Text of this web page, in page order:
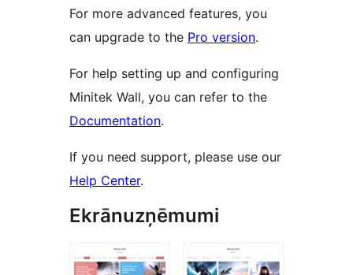
For more advanced features, you
can upgrade to the Pro version.
For help setting up and configuring
Minitek Wall, you can refer to the
Documentation.
If you need support, please use our
Help Center.
Ekrānuzņēmumi